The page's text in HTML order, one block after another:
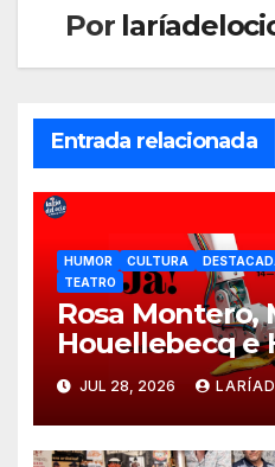
Por
Entrada relacionada
HUMOR CULTURA
TEATRO
Rosa Montero,
Houellebecq e
protagonizan la
del festival JA!
JUL 28, 2026